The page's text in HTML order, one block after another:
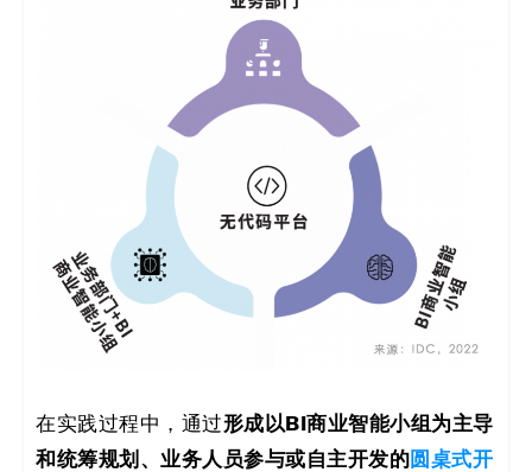
在实践过程中，通过形成以BI商业智能小组为主导
和统筹规划、业务人员参与或自主开发的圆桌式开